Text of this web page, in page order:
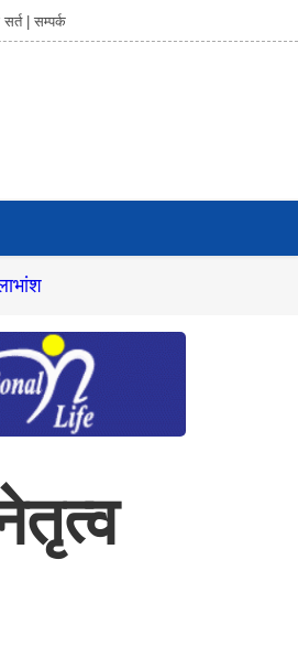
| सम्पर्क